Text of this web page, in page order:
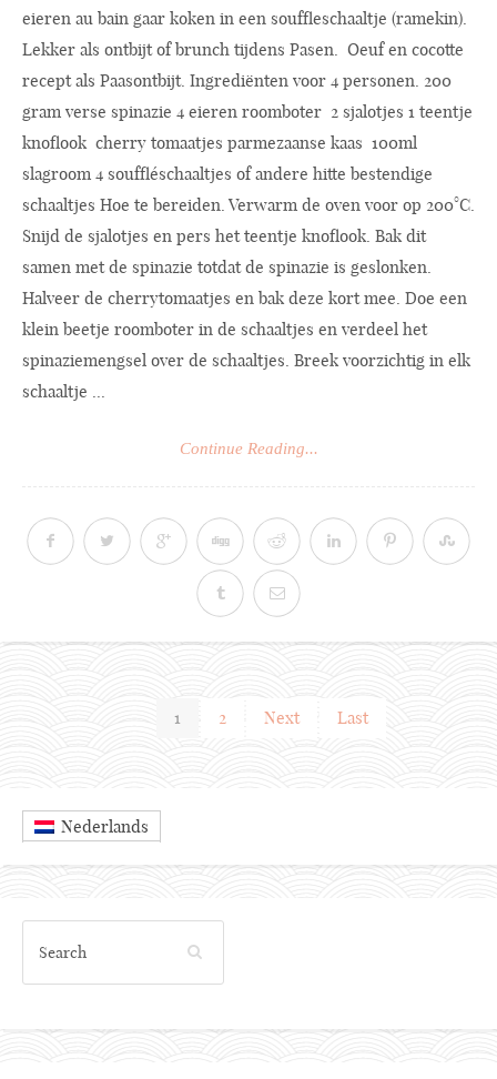
eieren au bain gaar koken in een souffleschaaltje (ramekin).
Lekker als ontbijt of brunch tijdens Pasen. Oeuf en cocotte
recept als Paasontbijt. Ingrediënten voor 4 personen. 200
gram verse spinazie 4 eieren roomboter 2 sjalotjes 1 teentje
knoflook cherry tomaatjes parmezaanse kaas 100ml
slagroom 4 souffléschaaltjes of andere hitte bestendige
schaaltjes Hoe te bereiden. Verwarm de oven voor op 200°C.
Snijd de sjalotjes en pers het teentje knoflook. Bak dit
samen met de spinazie totdat de spinazie is geslonken.
Halveer de cherrytomaatjes en bak deze kort mee. Doe een
klein beetje roomboter in de schaaltjes en verdeel het
spinaziemengsel over de schaaltjes. Breek voorzichtig in elk
schaaltje ...
Continue Reading...
1 2 Next Last
Nederlands